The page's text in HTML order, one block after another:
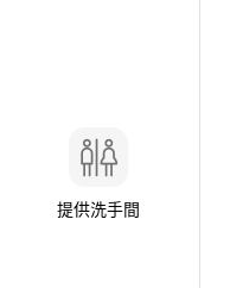
提供洗手間